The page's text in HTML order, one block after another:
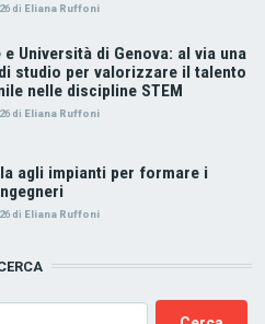
di Eliana Ruffoni
e Università di Genova: al via una
studio per valorizzare il talento
nelle discipline STEM
di Eliana Ruffoni
agli impianti per formare i
di Eliana Ruffoni